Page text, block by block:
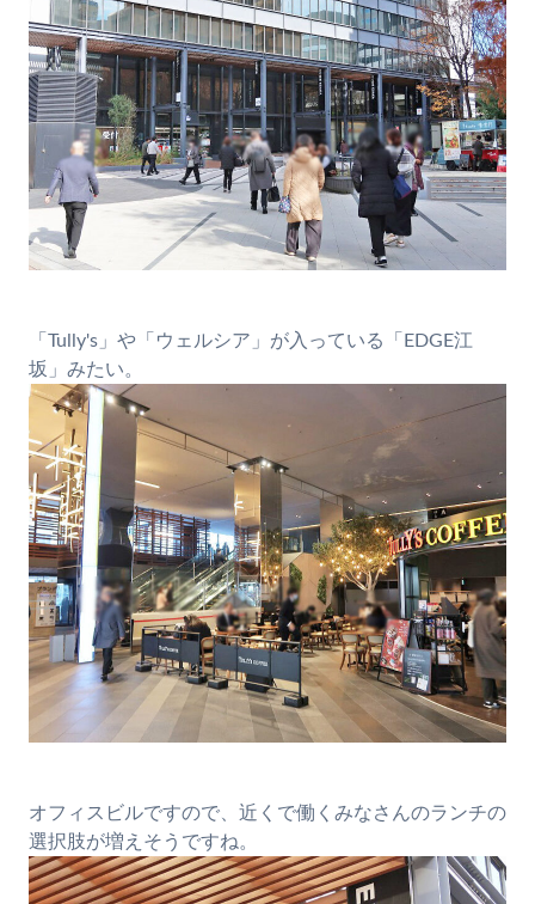
「Tully's」や「ウェルシア」が入っている「EDGE江
坂」みたい。
オフィスビルですので、近くで働くみなさんのランチの
選択肢が増えそうですね。